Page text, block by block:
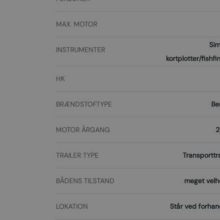
MAX. MOTOR
INSTRUMENTER
kortplotter/
HK
BRÆNDSTOFTYPE
MOTOR ÅRGANG
TRAILER TYPE
BÅDENS TILSTAND meget
LOKATION Står ved